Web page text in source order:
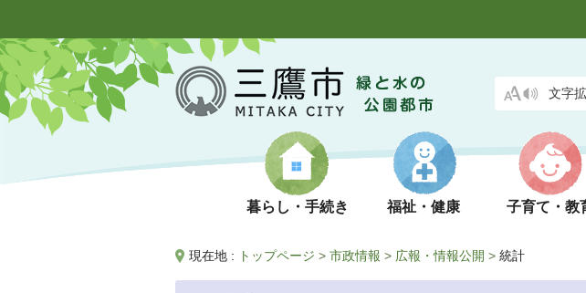
文字
暮らし・手続き 福祉・健康 子育て・教
現在地 : トップページ > 市政情報 > 広報・情報公開 > 統計